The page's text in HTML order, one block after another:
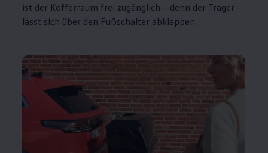
ist der Kofferraum frei zugänglich – denn der Träger
lässt sich über den Fußschalter abklappen.